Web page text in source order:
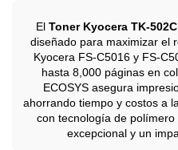
El Toner Kyocera TK-
diseñado para maximizar el
Kyocera FS-C5016 y FS-
hasta 8,000 páginas en
ECOSYS asegura
ahorrando tiempo y costos a
con tecnología de
excepcional y un